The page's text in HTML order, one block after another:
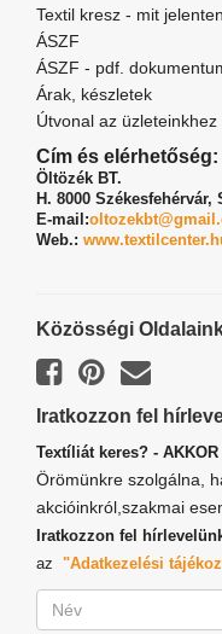
Textil kresz - mit
ÁSZF
ÁSZF - pdf.
Árak, készletek
Útvonal az üzleteinkhez
Cím és elérhetőség:
Öltözék BT.
H. 8000 Székesfehérvár,
E-mail:
Web.:
Közösségi
Iratkozzon fel
Textíliát keres? -
Örömünkre szolgálna,
akcióinkról,szakmai
Iratkozzon fel
az "Adatkezelési